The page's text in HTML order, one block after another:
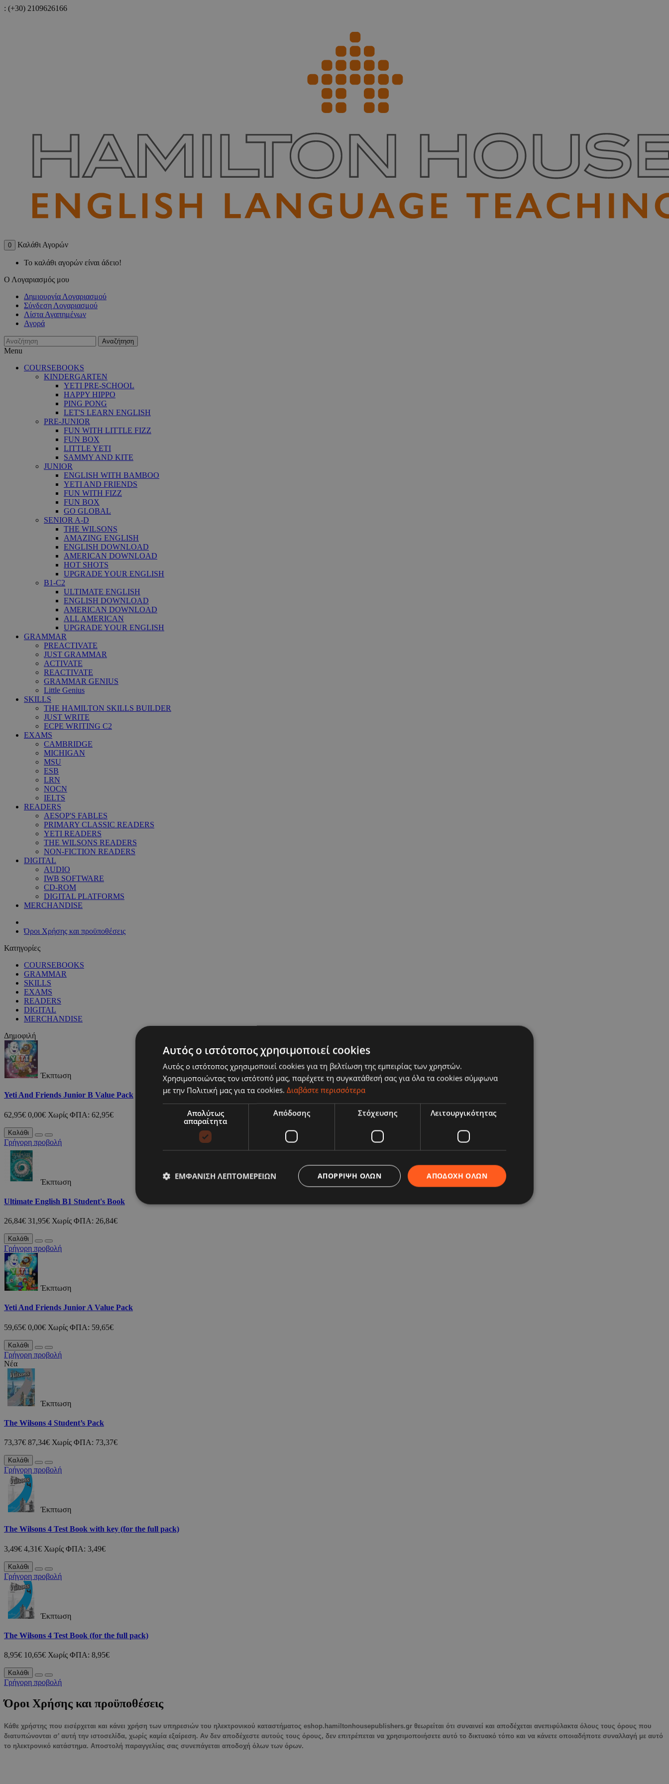
: (+30) 2109626166
0 Καλάθι Αγορών
Το καλάθι αγορών είναι άδειο!
Ο Λογαριασμός μου
Δημιουργία Λογαριασμού
Σύνδεση Λογαριασμού
Λίστα Αγαπημένων
Αγορά
Αναζήτηση
Menu
COURSEBOOKS
KINDERGARTEN
YETI PRE-SCHOOL
HAPPY HIPPO
PING PONG
LET'S LEARN ENGLISH
PRE-JUNIOR
FUN WITH LITTLE FIZZ
FUN BOX
LITTLE YETI
SAMMY AND KITE
JUNIOR
ENGLISH WITH BAMBOO
YETI AND FRIENDS
FUN WITH FIZZ
FUN BOX
GO GLOBAL
SENIOR A-D
THE WILSONS
AMAZING ENGLISH
ENGLISH DOWNLOAD
AMERICAN DOWNLOAD
HOT SHOTS
UPGRADE YOUR ENGLISH
B1-C2
ULTIMATE ENGLISH
ENGLISH DOWNLOAD
AMERICAN DOWNLOAD
ALL AMERICAN
UPGRADE YOUR ENGLISH
GRAMMAR
PREACTIVATE
JUST GRAMMAR
ACTIVATE
REACTIVATE
GRAMMAR GENIUS
Little Genius
SKILLS
THE HAMILTON SKILLS BUILDER
JUST WRITE
ECPE WRITING C2
EXAMS
CAMBRIDGE
MICHIGAN
MSU
ESB
LRN
NOCN
IELTS
READERS
AESOP'S FABLES
PRIMARY CLASSIC READERS
YETI READERS
THE WILSONS READERS
NON-FICTION READERS
DIGITAL
AUDIO
IWB SOFTWARE
CD-ROM
DIGITAL PLATFORMS
MERCHANDISE
Όροι Χρήσης και προϋποθέσεις
Κατηγορίες
COURSEBOOKS
GRAMMAR
SKILLS
EXAMS
READERS
DIGITAL
MERCHANDISE
Δημοφιλή
Έκπτωση
Yeti And Friends Junior B Value Pack
62,95€ 0,00€ Χωρίς ΦΠΑ: 62,95€
Καλάθι
Γρήγορη προβολή
Έκπτωση
Ultimate English B1 Student's Book
26,84€ 31,95€ Χωρίς ΦΠΑ: 26,84€
Καλάθι
Γρήγορη προβολή
Έκπτωση
Yeti And Friends Junior A Value Pack
59,65€ 0,00€ Χωρίς ΦΠΑ: 59,65€
Καλάθι
Γρήγορη προβολή
Νέα
Έκπτωση
The Wilsons 4 Student’s Pack
73,37€ 87,34€ Χωρίς ΦΠΑ: 73,37€
Καλάθι
Γρήγορη προβολή
Έκπτωση
The Wilsons 4 Test Book with key (for the full pack)
3,49€ 4,31€ Χωρίς ΦΠΑ: 3,49€
Καλάθι
Γρήγορη προβολή
Έκπτωση
The Wilsons 4 Test Book (for the full pack)
8,95€ 10,65€ Χωρίς ΦΠΑ: 8,95€
Καλάθι
Γρήγορη προβολή
Όροι Χρήσης και προϋποθέσεις
Κάθε χρήστης που εισέρχεται και κάνει χρήση των υπηρεσιών του ηλεκτρονικού καταστήματος eshop.hamiltonhousepublishers.gr θεωρείται ότι συναινεί και αποδέχεται ανεπιφύλακτα όλους τους όρους που
διατυπώνονται σ’ αυτή την ιστοσελίδα, χωρίς καμία εξαίρεση. Αν δεν αποδέχεστε αυτούς τους όρους, δεν επιτρέπεται να χρησιμοποιήσετε αυτό το δικτυακό τόπο και να κάνετε οποιαδήποτε συναλλαγή με αυτό
το ηλεκτρονικό κατάστημα. Αποστολή παραγγελίας σας συνεπάγεται αποδοχή όλων των όρων.
Αυτός ο ιστότοπος χρησιμοποιεί cookies
Αυτός ο ιστότοπος χρησιμοποιεί cookies για τη βελτίωση της εμπειρίας των χρηστών.
Χρησιμοποιώντας τον ιστότοπό μας, παρέχετε τη συγκατάθεσή σας για όλα τα cookies σύμφωνα
με την Πολιτική μας για τα cookies. Διαβάστε περισσότερα
Απολύτως
απαραίτητα
Απόδοσης Στόχευσης Λειτουργικότητας
ΑΠΟΔΟΧΉ ΌΛΩΝ
ΑΠΌΡΡΙΨΗ ΌΛΩΝ
ΕΜΦΆΝΙΣΗ ΛΕΠΤΟΜΕΡΕΙΏΝ